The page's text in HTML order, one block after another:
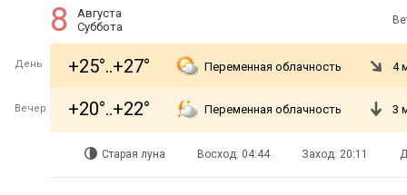
8
Августа
Суббота
День +25°..+27° Переменная облачность 4
Вечер +20°..+22° Переменная облачность 3
Старая луна Восход: 04:44 Заход: 20:11